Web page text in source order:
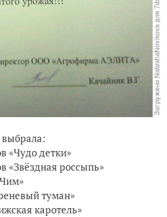
выбрала:
«Чудо детки»
«Звёздная россыпь»
туман»
каротель»